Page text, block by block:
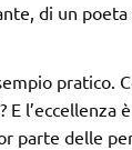
di un poeta
pratico.
l’eccellenza
parte delle